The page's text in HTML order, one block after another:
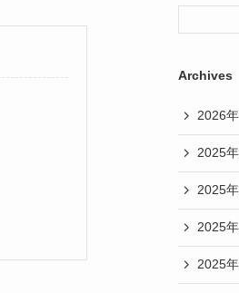
Archives
2026
2025
2025
2025
2025